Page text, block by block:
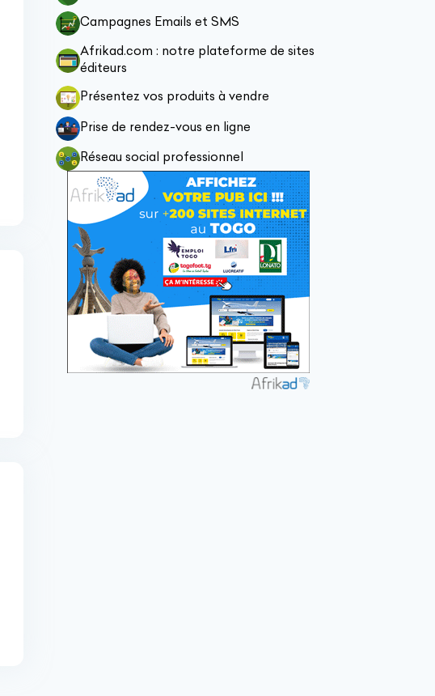
Campagnes Emails et SMS
Afrikad.com : notre plateforme de sites
éditeurs
Présentez vos produits à vendre
Prise de rendez-vous en ligne
Réseau social professionnel